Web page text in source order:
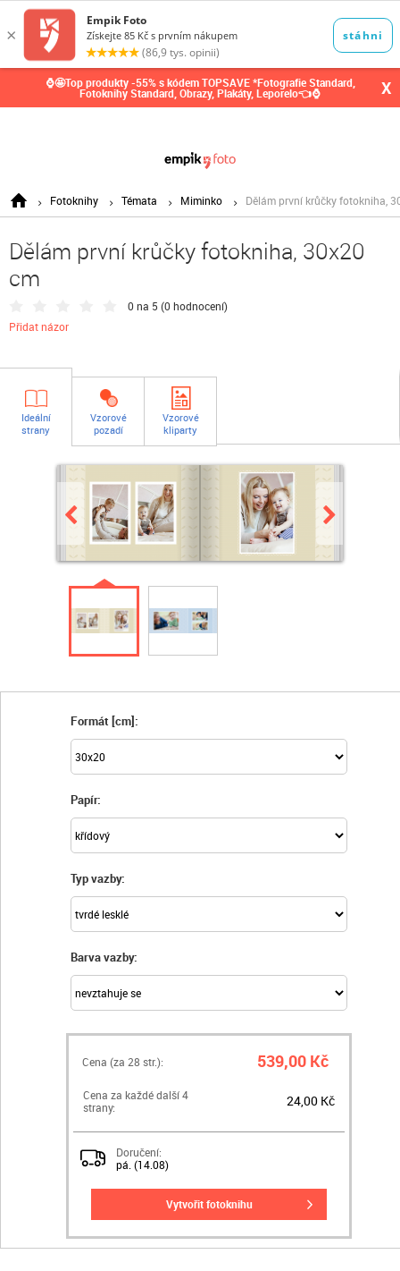
⌚🤩Top produkty -55% s kódem TOPSAVE *Fotografie Standard,
Fotoknihy Standard, Obrazy, Plakáty, Leporelo👈⌚ X
Fotoknihy Témata Miminko Dělám první krůčky fotokniha,
Dělám první krůčky fotokniha, 30x20
cm
0 na 5 (0 hodnocení)
Přidat názor
Ideální
strany
Vzorové
pozadí
Vzorové
kliparty
Formát [cm]:
Papír:
Typ vazby:
Barva vazby:
Cena (za 28 str.): 539,00 Kč
Cena za každé další 4
strany:
24,00 Kč
Doručení:
pá. (14.08)
vytvořit fotoknihu